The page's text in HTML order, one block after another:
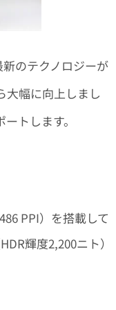
のテクノロジーが
大幅に向上しまし
トします。
PPI）を搭載して
HDR輝度2,200ニト）